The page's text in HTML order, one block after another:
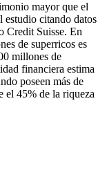
mayor que el
estudio citando datos
Credit Suisse. En
de superricos es
millones de
financiera estima
poseen más de
el 45% de la riqueza